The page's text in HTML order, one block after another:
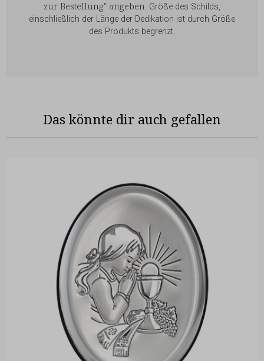
zur Bestellung" angeben. Größe des Schilds,
einschließlich der Länge der Dedikation ist durch Größe
des Produkts begrenzt.
Das könnte dir auch gefallen